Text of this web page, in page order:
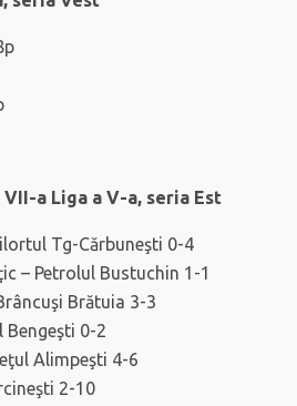
a Liga a V-a, seria Est
Tg-Cărbuneşti 0-4
– Petrolul Bustuchin 1-1
Brătuia 3-3
Bengeşti 0-2
Alimpeşti 4-6
2-10